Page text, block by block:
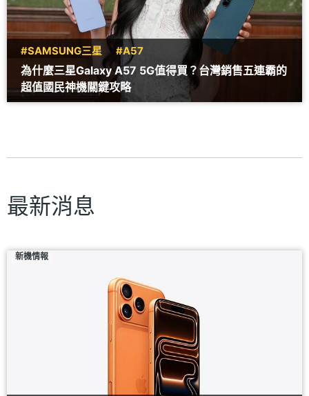
#SAMSUNG三星 #A57
為什麼三星Galaxy A57 5G值得買？台灣銷售五連霸的
超值國民神機關鍵攻略
最新消息
新機情報